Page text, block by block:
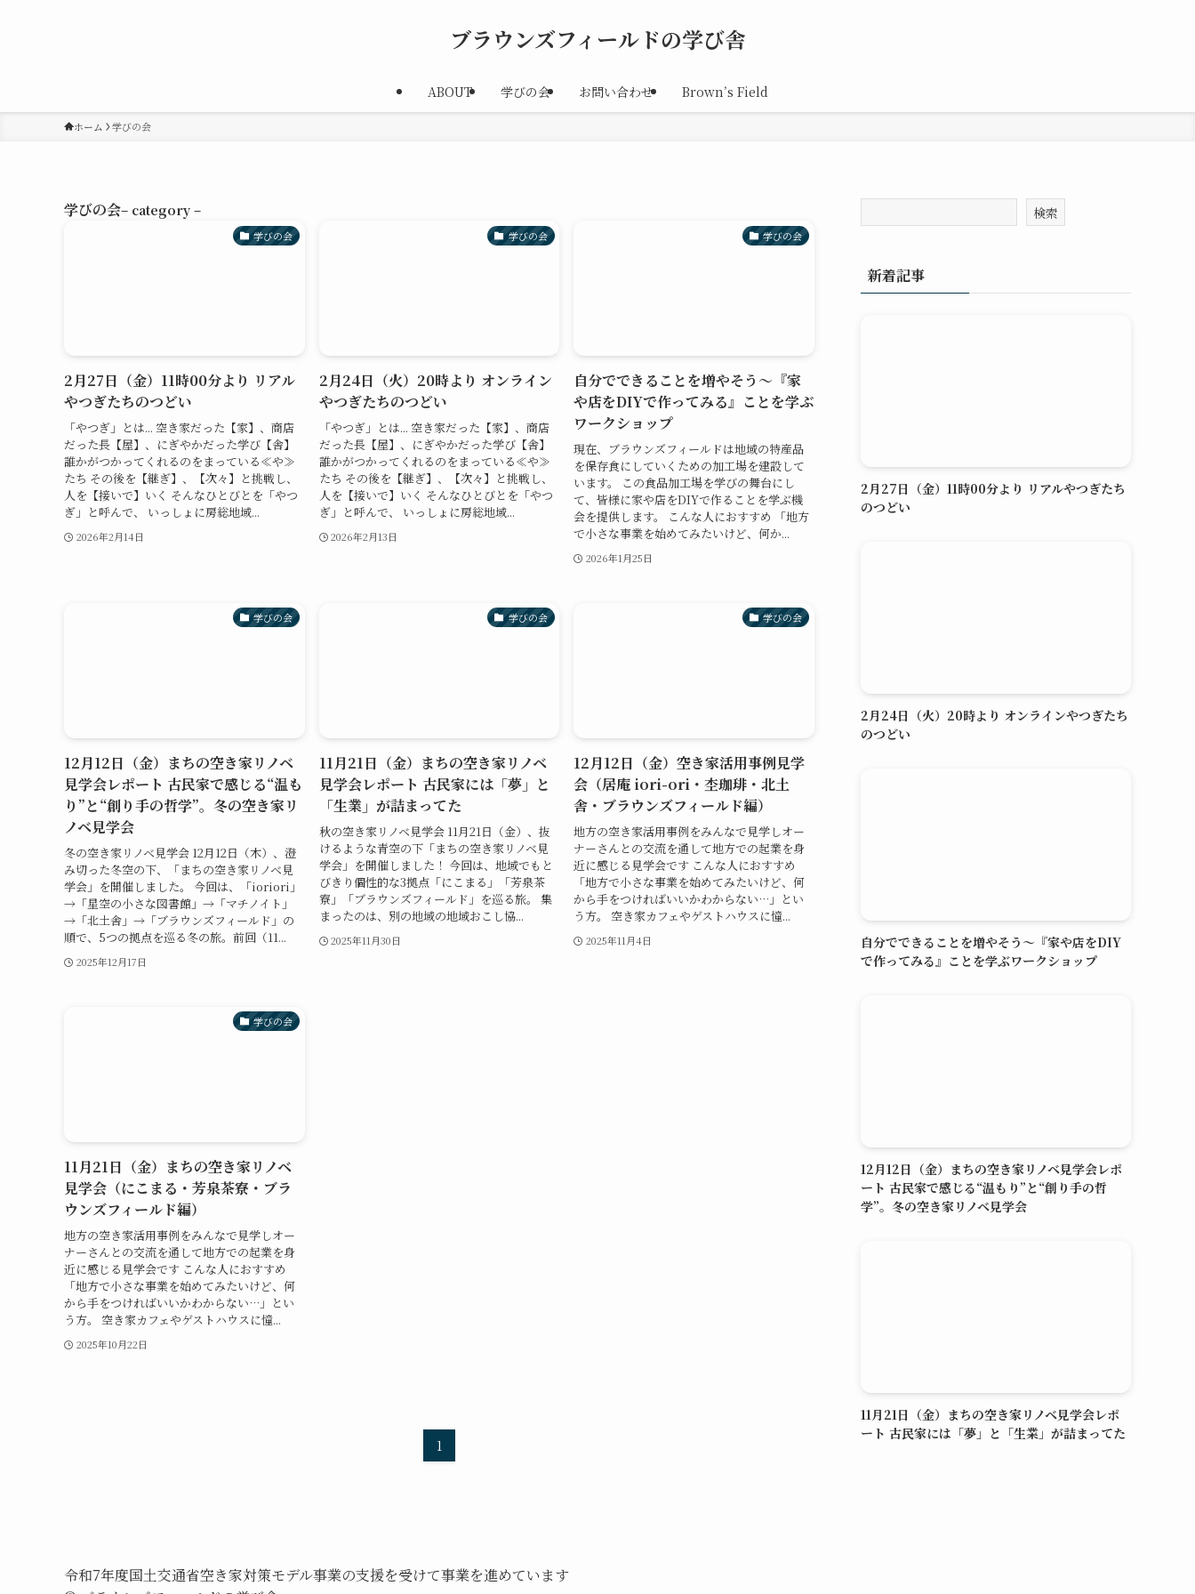
ブラウンズフィールドの学び舎
ABOUT 学びの会 お問い合わせ Brown’s Field
ホーム 学びの会
学びの会– category –
学びの会
2月27日（金）11時00分より リアル
やつぎたちのつどい
「やつぎ」とは... 空き家だった【家】、商店
だった長【屋】、にぎやかだった学び【舎】
誰かがつかってくれるのをまっている≪や≫
たち その後を【継ぎ】、【次々】と挑戦し、
人を【接いで】いく そんなひとびとを「やつ
ぎ」と呼んで、 いっしょに房総地域...
2026年2月14日
学びの会
2月24日（火）20時より オンライン
やつぎたちのつどい
「やつぎ」とは... 空き家だった【家】、商店
だった長【屋】、にぎやかだった学び【舎】
誰かがつかってくれるのをまっている≪や≫
たち その後を【継ぎ】、【次々】と挑戦し、
人を【接いで】いく そんなひとびとを「やつ
ぎ」と呼んで、 いっしょに房総地域...
2026年2月13日
学びの会
自分でできることを増やそう～『家
や店をDIYで作ってみる』ことを学ぶ
ワークショップ
現在、ブラウンズフィールドは地域の特産品
を保存食にしていくための加工場を建設して
います。 この食品加工場を学びの舞台にし
て、皆様に家や店をDIYで作ることを学ぶ機
会を提供します。 こんな人におすすめ 「地方
で小さな事業を始めてみたいけど、何か...
2026年1月25日
学びの会
12月12日（金）まちの空き家リノベ
見学会レポート 古民家で感じる“温も
り”と“創り手の哲学”。冬の空き家リ
ノベ見学会
冬の空き家リノベ見学会 12月12日（木）、澄
み切った冬空の下、「まちの空き家リノベ見
学会」を開催しました。 今回は、「ioriori」
→「星空の小さな図書館」→「マチノイト」
→「北土舎」→「ブラウンズフィールド」の
順で、5つの拠点を巡る冬の旅。前回（11...
2025年12月17日
学びの会
11月21日（金）まちの空き家リノベ
見学会レポート 古民家には「夢」と
「生業」が詰まってた
秋の空き家リノベ見学会 11月21日（金）、抜
けるような青空の下「まちの空き家リノベ見
学会」を開催しました！ 今回は、地域でもと
びきり個性的な3拠点「にこまる」「芳泉茶
寮」「ブラウンズフィールド」を巡る旅。 集
まったのは、別の地域の地域おこし協...
2025年11月30日
学びの会
12月12日（金）空き家活用事例見学
会（居庵 iori-ori・杢珈琲・北土
舎・ブラウンズフィールド編）
地方の空き家活用事例をみんなで見学しオー
ナーさんとの交流を通して地方での起業を身
近に感じる見学会です こんな人におすすめ
「地方で小さな事業を始めてみたいけど、何
から手をつければいいかわからない…」とい
う方。 空き家カフェやゲストハウスに憧...
2025年11月4日
学びの会
11月21日（金）まちの空き家リノベ
見学会（にこまる・芳泉茶寮・ブラ
ウンズフィールド編）
地方の空き家活用事例をみんなで見学しオー
ナーさんとの交流を通して地方での起業を身
近に感じる見学会です こんな人におすすめ
「地方で小さな事業を始めてみたいけど、何
から手をつければいいかわからない…」とい
う方。 空き家カフェやゲストハウスに憧...
2025年10月22日
1
検索
新着記事
2月27日（金）11時00分より リアルやつぎたち
のつどい
2月24日（火）20時より オンラインやつぎたち
のつどい
自分でできることを増やそう～『家や店をDIY
で作ってみる』ことを学ぶワークショップ
12月12日（金）まちの空き家リノベ見学会レポ
ート 古民家で感じる“温もり”と“創り手の哲
学”。冬の空き家リノベ見学会
11月21日（金）まちの空き家リノベ見学会レポ
ート 古民家には「夢」と「生業」が詰まってた
令和7年度国土交通省空き家対策モデル事業の支援を受けて事業を進めています